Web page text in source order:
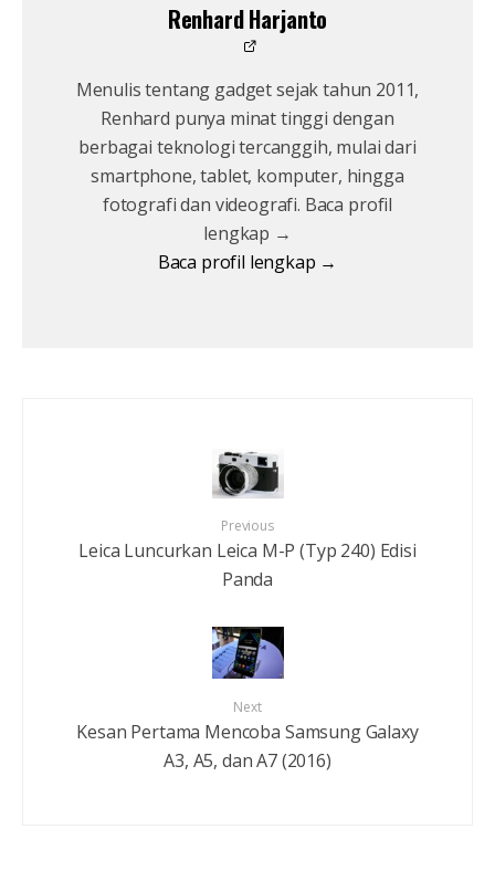
Renhard Harjanto
Menulis tentang gadget sejak tahun 2011,
Renhard punya minat tinggi dengan
berbagai teknologi tercanggih, mulai dari
smartphone, tablet, komputer, hingga
fotografi dan videografi. Baca profil
lengkap →
Baca profil lengkap →
Previous
Leica Luncurkan Leica M-P (Typ 240) Edisi
Panda
Next
Kesan Pertama Mencoba Samsung Galaxy
A3, A5, dan A7 (2016)